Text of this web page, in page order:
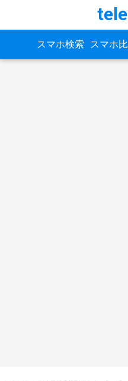
スマホ検索 スマホ